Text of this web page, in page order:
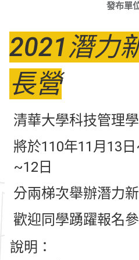
發布單
2021潛力
長營
清華大學科技管理
將於110年11月13
~12日
分兩梯次舉辦潛力
歡迎同學踴躍報名參
說明：